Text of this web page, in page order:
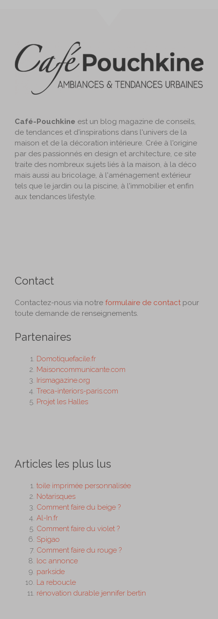
Café-Pouchkine est un blog magazine de conseils,
de tendances et d'inspirations dans l'univers de la
maison et de la décoration intérieure. Crée à l'origine
par des passionnés en design et architecture, ce site
traite des nombreux sujets liés à la maison, à la déco
mais aussi au bricolage, à l'aménagement extérieur
tels que le jardin ou la piscine, à l'immobilier et enfin
aux tendances lifestyle.
Contact
Contactez-nous via notre formulaire de contact pour
toute demande de renseignements.
Partenaires
Domotiquefacile.fr
Maisoncommunicante.com
Irismagazine.org
Treca-interiors-paris.com
Projet les Halles
Articles les plus lus
toile imprimée personnalisée
Notarisques
Comment faire du beige ?
Al-In.fr
Comment faire du violet ?
Spigao
Comment faire du rouge ?
loc annonce
parkside
La reboucle
rénovation durable jennifer bertin